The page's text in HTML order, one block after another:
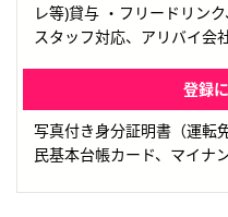
レ等)貸与 ・フリードリン
スタッフ対応、アリバイ会
登録
写真付き身分証明書（運転
民基本台帳カード、マイナ